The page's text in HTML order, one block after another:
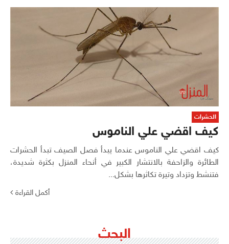
الحشرات
كيف اقضي علي الناموس
كيف اقضي علي الناموس عندما يبدأ فصل الصيف تبدأ الحشرات
الطائرة والزاحفة بالانتشار الكبير في أنحاء المنزل بكثرة شديدة،
فتنشط وتزداد وتيرة تكاثرها بشكل...
أكمل القراءة
البحث